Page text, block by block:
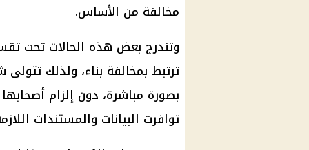
مخالفة من الأساس.
وتندرج بعض هذه الحالات تحت
ترتبط بمخالفة بناء، ولذلك تتولى
بصورة مباشرة، دون إلزام
توافرت البيانات والمستندات